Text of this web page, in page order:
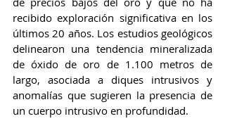
recibido exploración significativa en los
últimos 20 años. Los estudios geológicos
delinearon una tendencia mineralizada
de óxido de oro de 1.100 metros de
largo, asociada a diques intrusivos y
anomalías que sugieren la presencia de
un cuerpo intrusivo en profundidad.